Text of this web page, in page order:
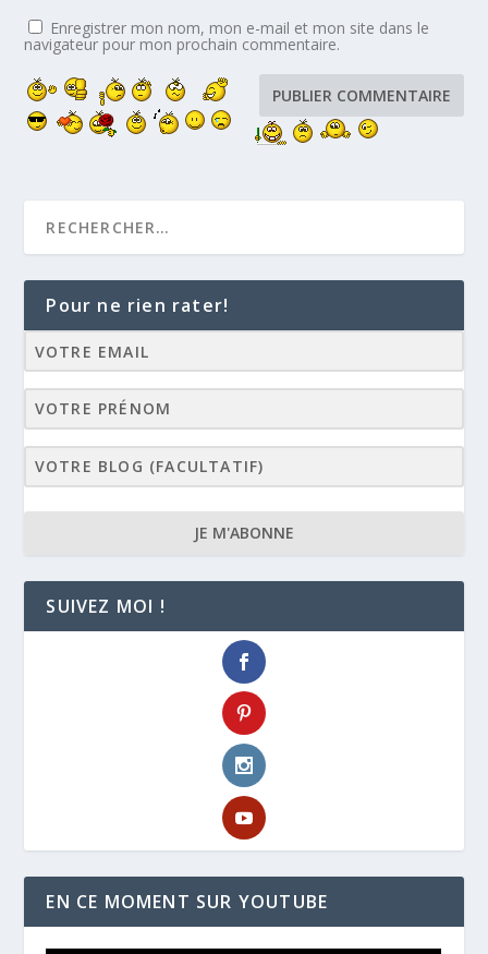
Enregistrer mon nom, mon e-mail et mon site dans le
navigateur pour mon prochain commentaire.
Pour ne rien rater!
JE M'ABONNE
SUIVEZ MOI !
EN CE MOMENT SUR YOUTUBE